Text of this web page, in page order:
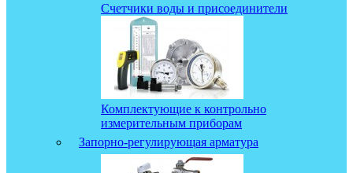
Счетчики воды и присоединители
Комплектующие к контрольно
измерительным приборам
Запорно-регулирующая арматура